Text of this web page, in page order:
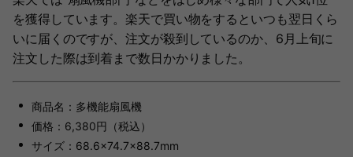
を獲得しています。楽天で買い物をするといつも翌日くら
いに届くのですが、注文が殺到しているのか、6月上旬に
注文した際は到着まで数日かかりました。
商品名：多機能扇風機
価格：6,380円（税込）
サイズ：68.6×74.7×88.7mm